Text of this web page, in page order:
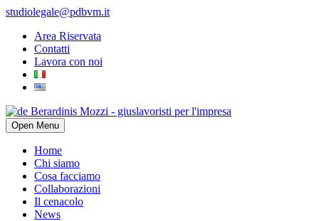
studiolegale@pdbvm.it
Area Riservata
Contatti
Lavora con noi
Open Menu
Home
Chi siamo
Cosa facciamo
Collaborazioni
Il cenacolo
News